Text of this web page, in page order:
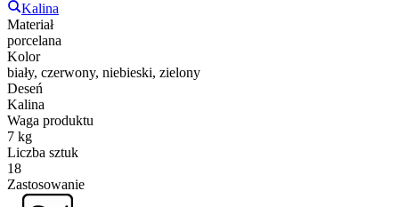
Kalina
Materiał
porcelana
Kolor
biały, czerwony, niebieski, zielony
Deseń
Kalina
Waga produktu
7 kg
Liczba sztuk
18
Zastosowanie